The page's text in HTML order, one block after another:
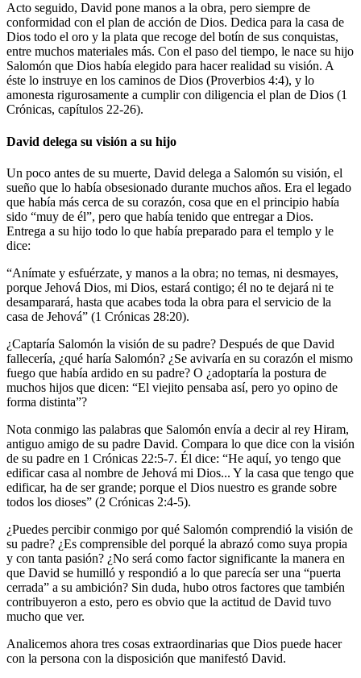
Acto seguido, David pone manos a la obra, pero siempre de
conformidad con el plan de acción de Dios. Dedica para la casa de
Dios todo el oro y la plata que recoge del botín de sus conquistas,
entre muchos materiales más. Con el paso del tiempo, le nace su hijo
Salomón que Dios había elegido para hacer realidad su visión. A
éste lo instruye en los caminos de Dios (Proverbios 4:4), y lo
amonesta rigurosamente a cumplir con diligencia el plan de Dios (1
Crónicas, capítulos 22-26).
David delega su visión a su hijo
Un poco antes de su muerte, David delega a Salomón su visión, el
sueño que lo había obsesionado durante muchos años. Era el legado
que había más cerca de su corazón, cosa que en el principio había
sido “muy de él”, pero que había tenido que entregar a Dios.
Entrega a su hijo todo lo que había preparado para el templo y le
dice:
“Anímate y esfuérzate, y manos a la obra; no temas, ni desmayes,
porque Jehová Dios, mi Dios, estará contigo; él no te dejará ni te
desamparará, hasta que acabes toda la obra para el servicio de la
casa de Jehová” (1 Crónicas 28:20).
¿Captaría Salomón la visión de su padre? Después de que David
fallecería, ¿qué haría Salomón? ¿Se avivaría en su corazón el mismo
fuego que había ardido en su padre? O ¿adoptaría la postura de
muchos hijos que dicen: “El viejito pensaba así, pero yo opino de
forma distinta”?
Nota conmigo las palabras que Salomón envía a decir al rey Hiram,
antiguo amigo de su padre David. Compara lo que dice con la visión
de su padre en 1 Crónicas 22:5-7. Él dice: “He aquí, yo tengo que
edificar casa al nombre de Jehová mi Dios... Y la casa que tengo que
edificar, ha de ser grande; porque el Dios nuestro es grande sobre
todos los dioses” (2 Crónicas 2:4-5).
¿Puedes percibir conmigo por qué Salomón comprendió la visión de
su padre? ¿Es comprensible del porqué la abrazó como suya propia
y con tanta pasión? ¿No será como factor significante la manera en
que David se humilló y respondió a lo que parecía ser una “puerta
cerrada” a su ambición? Sin duda, hubo otros factores que también
contribuyeron a esto, pero es obvio que la actitud de David tuvo
mucho que ver.
Analicemos ahora tres cosas extraordinarias que Dios puede hacer
con la persona con la disposición que manifestó David.